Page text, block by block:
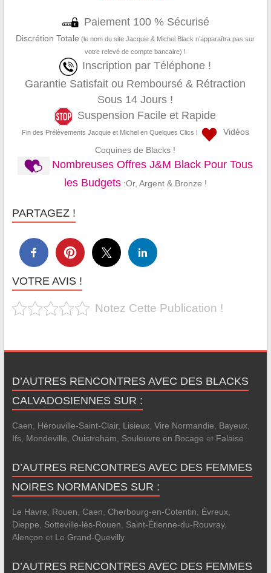
Paiement 100 % Sécurisé
Discrétion Totale (le nom du site Jacquie & Michel Black n’apparaîtra pas sur
votre relevé de compte bancaire) !
Inscription par Téléphone !
Garantie Satisfait ou Remboursé & Rétraction
Sous 14 Jours !
Suspension Facile et Rapide
Fin des Prélèvements Jacquie et Michel en Quelques Clics !
Vidéos
Coquines de Blacks !
Nombreuses Offres J&M Black Pour Tous
les Budgets:Or, Argent & Bronze !
PARTAGEZ !
VOTRE AVIS !
Notez Cette Publication !
D’AUTRES RENCONTRES AVEC DES BLACKS
CALVADOSIENNES SUR :
Caen Hérouville-Saint-Clair, Lisieux, Vire Normandie Bayeux,
Ifs, Mondeville Ouistreham Souleuvre en Bocage et Falaise
D’AUTRES RENCONTRES AVEC DES FEMMES
NOIRES NORMANDES SUR :
Le Havre Rouen Caen Cherbourg-en-Cotentin Évreux,
Dieppe
Sotteville-lès-Rouen Saint-Étienne-du-Rouvray,
Alençon et Le Grand-Quevilly.
D’AUTRES RENCONTRES AVEC DES FEMMES